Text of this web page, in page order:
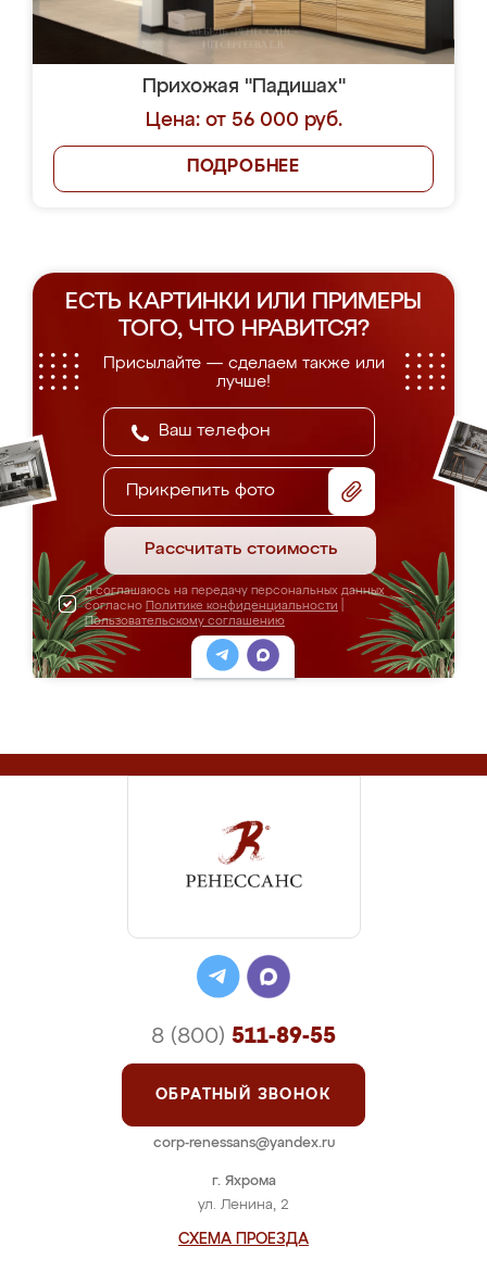
Прихожая "Падишах"
Цена: от 56 000 руб.
ПОДРОБНЕЕ
ЕСТЬ КАРТИНКИ ИЛИ ПРИМЕРЫ
ТОГО, ЧТО НРАВИТСЯ?
Присылайте — сделаем также или
лучше!
Прикрепить фото
Рассчитать стоимость
Я соглашаюсь на передачу персональных данных
согласно Политике конфиденциальности
Пользовательскому соглашению
г. Яхрома
ул. Ленина, 2
СХЕМА ПРОЕЗДА
8 (800) 511-89-55
ОБРАТНЫЙ ЗВОНОК
corp-renessans@yandex.ru